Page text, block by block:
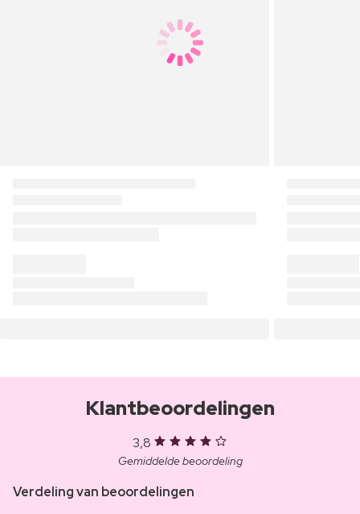
Klantbeoordelingen
3,8
Gemiddelde beoordeling
Verdeling van beoordelingen